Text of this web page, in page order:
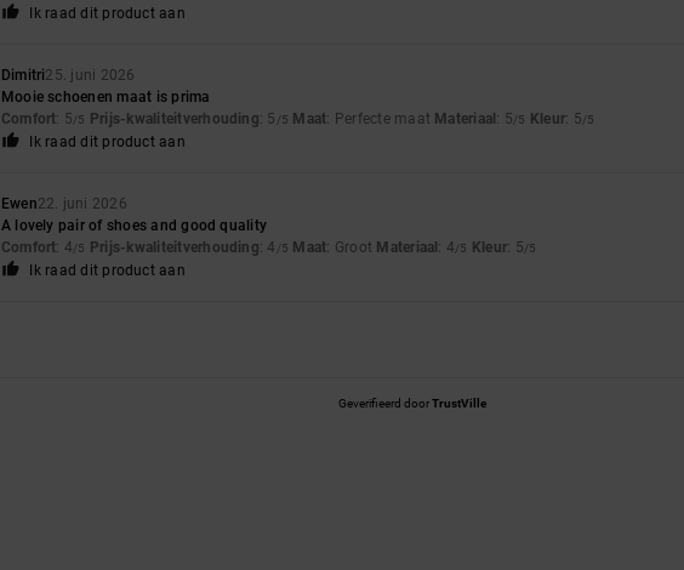
Ik raad dit product aan
Dimitri25. juni 2026
Mooie schoenen maat is prima
Comfort: 5/5 Prijs-kwaliteitverhouding: 5 /5 Maat: Perfecte maat Materiaal: 5/5 Kleur: 5/5
Ik raad dit product aan
Ewen22. juni 2026
A lovely pair of shoes and good quality
Comfort: 4/5 Prijs-kwaliteitverhouding: 4 /5 Maat: Groot Materiaal: 4/5 Kleur: 5/5
Ik raad dit product aan
Geverifieerd doorTrustVille